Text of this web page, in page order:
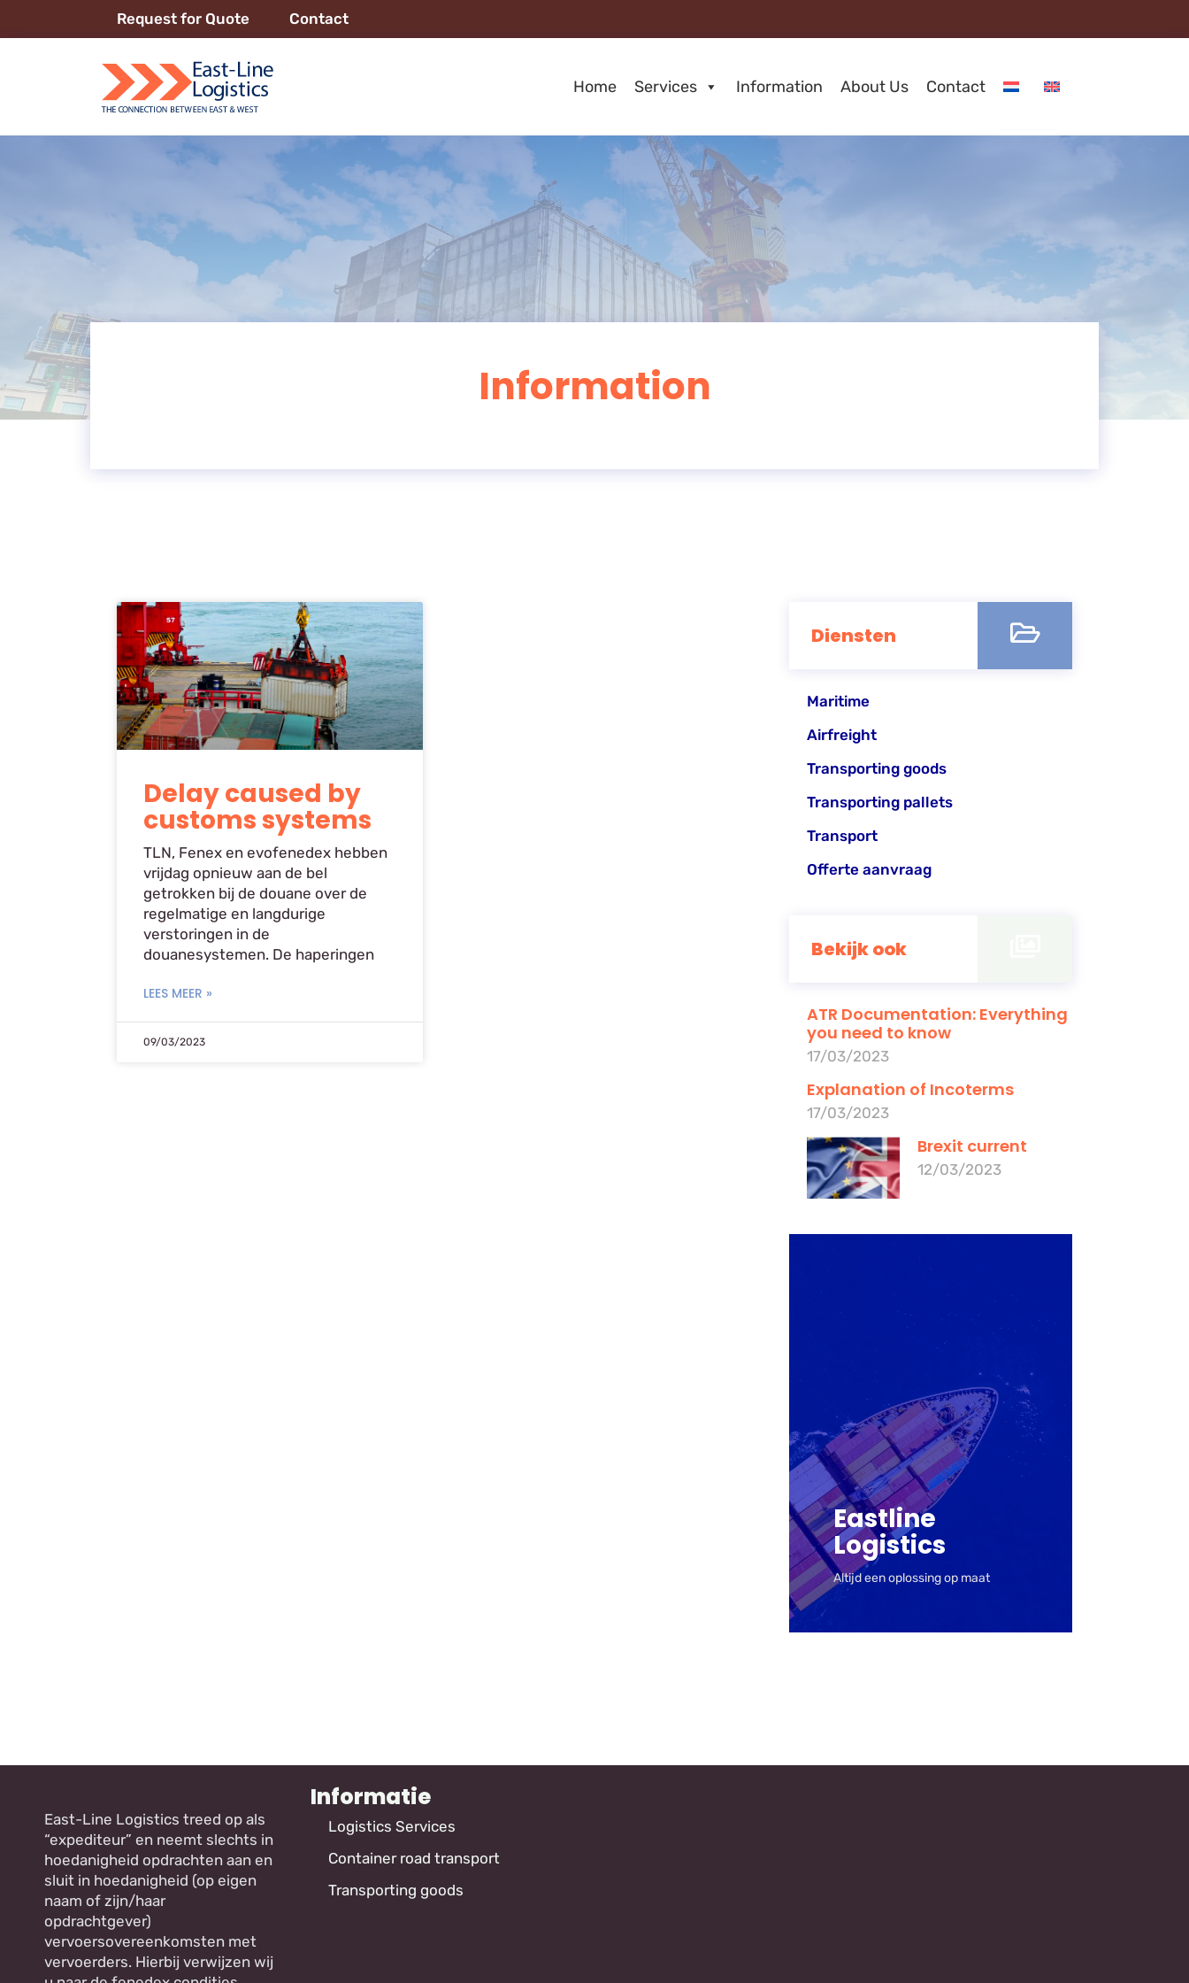
Request for Quote Contact
Home Services Information About Us Contact
Information
Delay caused by
customs systems
TLN, Fenex en evofenedex hebben
vrijdag opnieuw aan de bel
getrokken bij de douane over de
regelmatige en langdurige
verstoringen in de
douanesystemen. De haperingen
LEES MEER »
09/03/2023
Diensten
Maritime
Airfreight
Transporting goods
Transporting pallets
Transport
Offerte aanvraag
Bekijk ook
ATR Documentation: Everything
you need to know
17/03/2023
Explanation of Incoterms
17/03/2023
Brexit current
12/03/2023
Eastline
Logistics
Altijd een oplossing op maat
Logistieke
diensten
East-Line Logistics treed op als
“expediteur” en neemt slechts in
hoedanigheid opdrachten aan en
sluit in hoedanigheid (op eigen
naam of zijn/haar
opdrachtgever)
vervoersovereenkomsten met
vervoerders. Hierbij verwijzen wij
Informatie
Logistics Services
Container road transport
Transporting goods